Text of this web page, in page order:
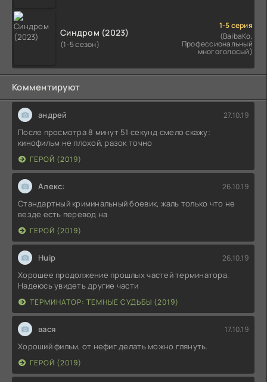
Синдром (2023)
(1-5 сезон)
1-5 серия
(BaibaKo,
Профессиональный
многоголосый)
Комментируют
андрей 27.10.19
После просмотра 8 минут 51 секунд смело скажу:
кинофильм не плохой, разок точно
ГЕРОЙ (2019)
Алекс: 26.10.19
Стандартный криминальный боевик, жаль только что не
везде есть перевод на
ГЕРОЙ (2019)
Huip 26.10.19
Хорошее продолжение прошлых частей терминатора.
Надеюсь увидеть другие части
ТЕРМИНАТОР: ТЕМНЫЕ СУДЬБЫ (2019)
вася 17.10.19
Хороший фильм, от нефиг делать можно глянуть.
ГЕРОЙ (2019)